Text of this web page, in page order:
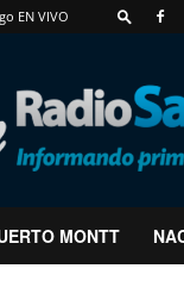
EN VIVO
MONTT